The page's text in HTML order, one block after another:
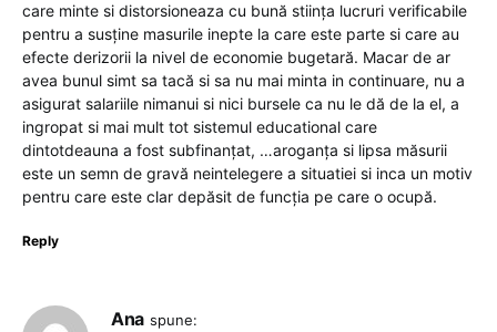
care minte si distorsioneaza cu bună stiința lucruri verificabile
pentru a susține masurile inepte la care este parte si care au
efecte derizorii la nivel de economie bugetară. Macar de ar
avea bunul simt sa tacă si sa nu mai minta in continuare, nu a
asigurat salariile nimanui si nici bursele ca nu le dă de la el, a
ingropat si mai mult tot sistemul educational care
dintotdeauna a fost subfinanțat, …aroganța si lipsa măsurii
este un semn de gravă neintelegere a situatiei si inca un motiv
pentru care este clar depăsit de funcția pe care o ocupă.
Reply
Ana spune: